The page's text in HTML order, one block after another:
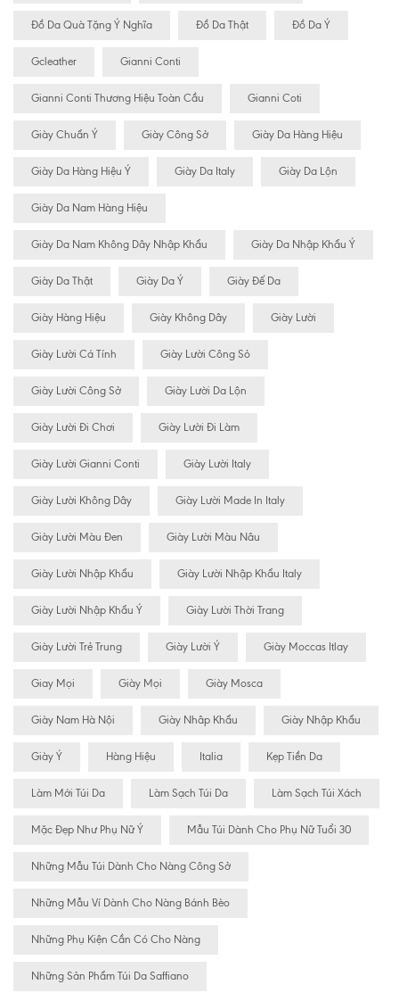
Đồ Da Quà Tặng Ý Nghĩa Đồ Da Thật Đồ Da Ý
Gcleather Gianni Conti
Gianni Conti Thương Hiệu Toàn Cầu Gianni Coti
Giày Chuẩn Ý Giày Công Sở Giày Da Hàng Hiệu
Giày Da Hàng Hiệu Ý Giày Da Italy Giày Da Lộn
Giày Da Nam Hàng Hiệu
Giày Da Nam Không Dây Nhập Khẩu Giày Da Nhập Khẩu Ý
Giày Da Thật Giày Da Ý Giày Đế Da
Giày Hàng Hiệu Giày Không Dây Giày Lười
Giày Lười Cá Tính Giày Lười Công Sỏ
Giày Lười Công Sở Giày Lười Da Lộn
Giày Lười Đi Chơi Giày Lười Đi Làm
Giày Lười Gianni Conti Giày Lười Italy
Giày Lười Không Dây Giày Lười Made In Italy
Giày Lười Màu Đen Giày Lười Màu Nâu
Giày Lười Nhập Khẩu Giày Lười Nhập Khẩu Italy
Giày Lười Nhập Khẩu Ý Giày Lười Thời Trang
Giày Lười Trẻ Trung Giày Lười Ý Giày Moccas Itlay
Giay Mọi Giày Mọi Giày Mosca
Giày Nam Hà Nội Giày Nhâp Khẩu Giày Nhập Khẩu
Giày Ý Hàng Hiệu Italia Kẹp Tiền Da
Làm Mới Túi Da Làm Sạch Túi Da Làm Sạch Túi Xách
Mặc Đẹp Như Phụ Nữ Ý Mẫu Túi Dành Cho Phụ Nữ Tuổi 30
Những Mẫu Túi Dành Cho Nàng Công Sở
Những Mẫu Ví Dành Cho Nàng Bánh Bèo
Những Phụ Kiện Cần Có Cho Nàng
Những Sản Phẩm Túi Da Saffiano